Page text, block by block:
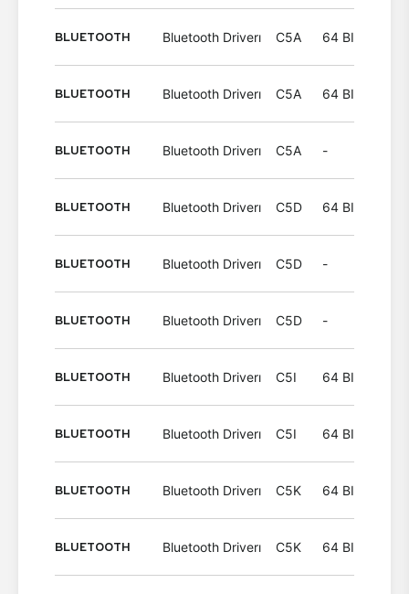
BLUETOOTH Bluetooth Driverı C5A 64 BIT
BLUETOOTH Bluetooth Driverı C5A 64 BIT
BLUETOOTH Bluetooth Driverı C5A -
BLUETOOTH Bluetooth Driverı C5D 64 BIT
BLUETOOTH Bluetooth Driverı C5D -
BLUETOOTH Bluetooth Driverı C5D -
BLUETOOTH Bluetooth Driverı C5I 64 BIT
BLUETOOTH Bluetooth Driverı C5I 64 BIT
BLUETOOTH Bluetooth Driverı C5K 64 BIT
BLUETOOTH Bluetooth Driverı C5K 64 BIT